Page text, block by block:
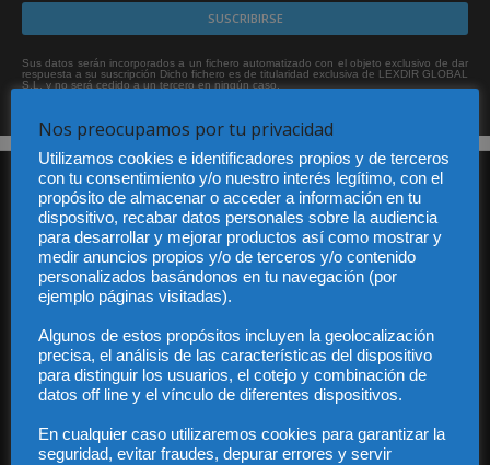
Sus datos serán incorporados a un fichero automatizado con el objeto exclusivo de dar
respuesta a su suscripción Dicho fichero es de titularidad exclusiva de LEXDIR GLOBAL
S.L. y no será cedido a un tercero en ningún caso.
Audiencia y Publicidad
Legal
Privacidad
Contacto
Nos preocupamos por tu privacidad
Utilizamos cookies e identificadores propios y de terceros
con tu consentimiento y/o nuestro interés legítimo, con el
propósito de almacenar o acceder a información en tu
dispositivo, recabar datos personales sobre la audiencia
para desarrollar y mejorar productos así como mostrar y
medir anuncios propios y/o de terceros y/o contenido
personalizados basándonos en tu navegación (por
ejemplo páginas visitadas).
Algunos de estos propósitos incluyen la geolocalización
precisa, el análisis de las características del dispositivo
para distinguir los usuarios, el cotejo y combinación de
datos off line y el vínculo de diferentes dispositivos.
En cualquier caso utilizaremos cookies para garantizar la
seguridad, evitar fraudes, depurar errores y servir